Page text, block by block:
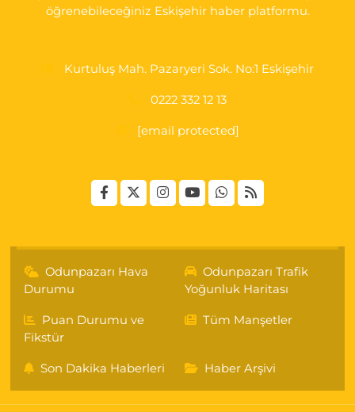
öğrenebileceğiniz Eskişehir haber platformu.
Kurtuluş Mah. Pazaryeri Sok. No:1 Eskişehir
0222 332 12 13
[email protected]
Odunpazarı Hava
Durumu
Odunpazarı Trafik
Yoğunluk Haritası
Puan Durumu ve
Fikstür
Tüm Manşetler
Son Dakika Haberleri Haber Arşivi